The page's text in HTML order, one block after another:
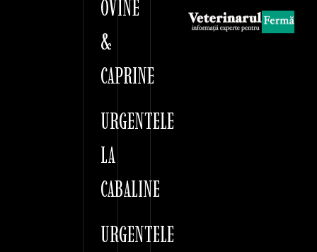
OVINE
&
CAPRINE
URGENTELE
LA
CABALINE
URGENTELE